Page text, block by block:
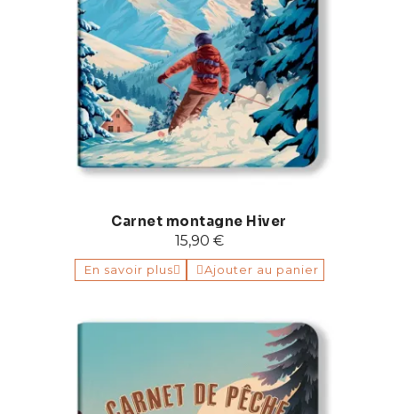
Carnet montagne Hiver
15,90 €
En savoir plus Ajouter au panier